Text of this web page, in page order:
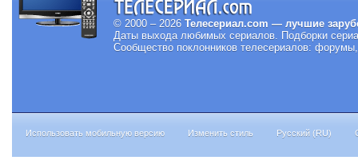
© 2000 – 2026 Телесериал.com — лучшие
Даты выхода любимых сериалов. Подборки
Сообщество поклонников телесериалов:
Использовать мобильную версию Изменить стиль Русский (RU)